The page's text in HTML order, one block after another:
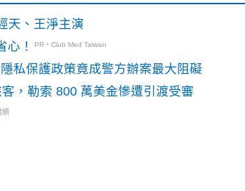
天、王淨主演
！
PR・Club Med Taiwan
私保護政策竟成警方辦案最大阻礙
，勒索 800 萬美金慘遭引渡受審
網